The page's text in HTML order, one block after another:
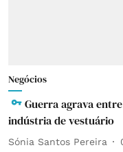
Negócios
Guerra agrava
indústria de vestuário
Sónia Santos Pereira